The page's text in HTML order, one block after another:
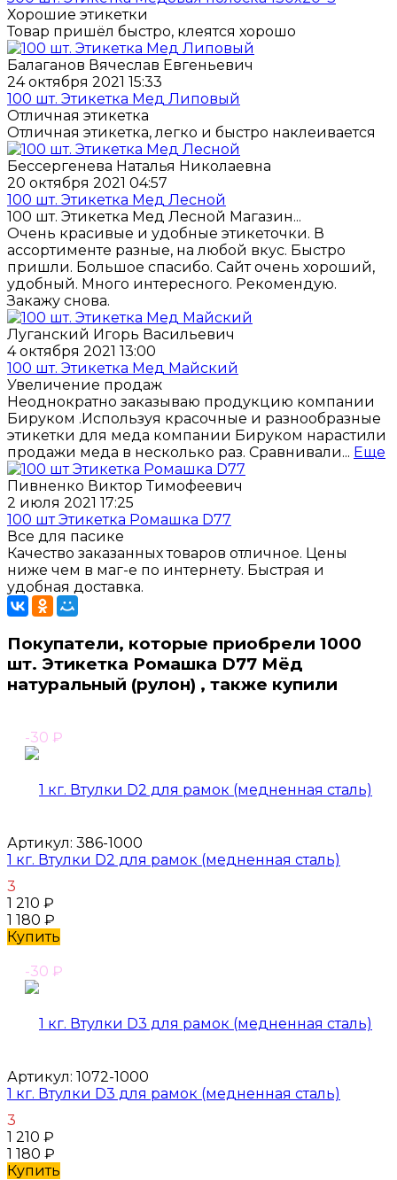
Хорошие этикетки
Товар пришёл быстро, клеятся хорошо
Балаганов Вячеслав Евгеньевич
24 октября 2021 15:33
100 шт. Этикетка Мед Липовый
Отличная этикетка
Отличная этикетка, легко и быстро наклеивается
Бессергенева Наталья Николаевна
20 октября 2021 04:57
100 шт. Этикетка Мед Лесной
100 шт. Этикетка Мед Лесной Магазин...
Очень красивые и удобные этикеточки. В
ассортименте разные, на любой вкус. Быстро
пришли. Большое спасибо. Сайт очень хороший,
удобный. Много интересного. Рекомендую.
Закажу снова.
Луганский Игорь Васильевич
4 октября 2021 13:00
100 шт. Этикетка Мед Майский
Увеличение продаж
Неоднократно заказываю продукцию компании
Бируком .Используя красочные и разнообразные
этикетки для меда компании Бируком нарастили
продажи меда в несколько раз. Сравнивали... Еще
Пивненко Виктор Тимофеевич
2 июля 2021 17:25
100 шт Этикетка Ромашка D77
Все для пасике
Качество заказанных товаров отличное. Цены
ниже чем в маг-е по интернету. Быстрая и
удобная доставка.
Покупатели, которые приобрели 1000
шт. Этикетка Ромашка D77 Мёд
натуральный (рулон) , также купили
-30 ₽
Артикул: 386-1000
1 кг. Втулки D2 для рамок (медненная сталь)
3
1 210 ₽
1 180 ₽
Купить
-30 ₽
Артикул: 1072-1000
1 кг. Втулки D3 для рамок (медненная сталь)
3
1 210 ₽
1 180 ₽
Купить